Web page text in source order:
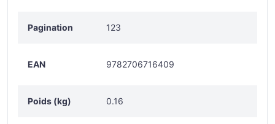
Pagination 123
EAN 9782706716409
Poids (kg) 0.16